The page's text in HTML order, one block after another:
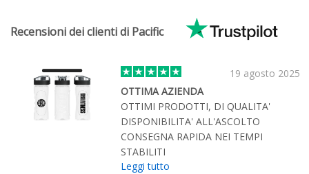
Recensioni dei clienti di Pacific
19 agosto 2025
OTTIMA AZIENDA
OTTIMI PRODOTTI, DI QUALITA'
DISPONIBILITA' ALL'ASCOLTO
CONSEGNA RAPIDA NEI TEMPI
STABILITI
Leggi tutto